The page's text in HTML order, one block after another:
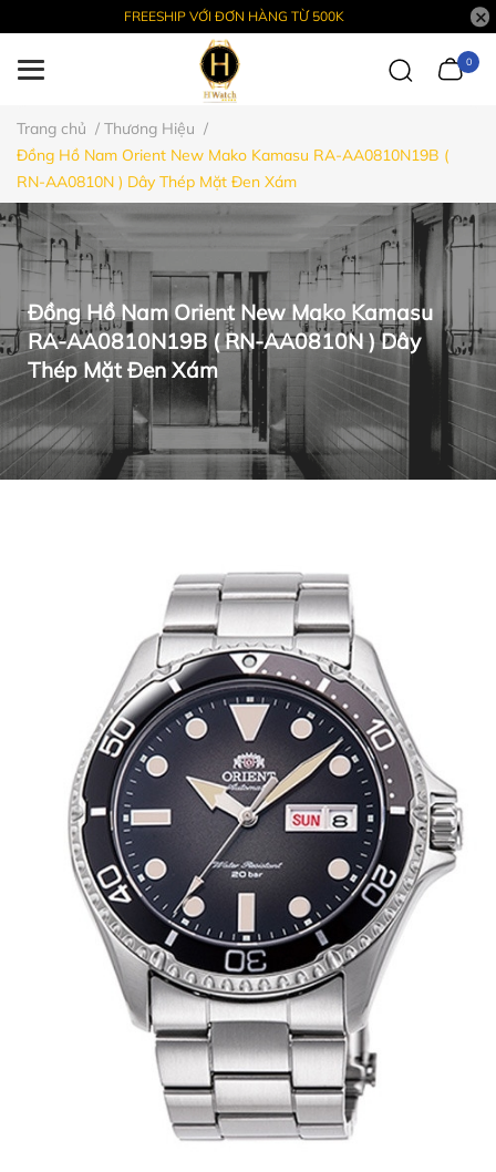
FREESHIP VỚI ĐƠN HÀNG TỪ 500K
0
Trang chủ / Thương Hiệu /
Đồng Hồ Nam Orient New Mako Kamasu RA-AA0810N19B (
RN-AA0810N ) Dây Thép Mặt Đen Xám
Đồng Hồ Nam Orient New Mako Kamasu
RA-AA0810N19B ( RN-AA0810N ) Dây
Thép Mặt Đen Xám